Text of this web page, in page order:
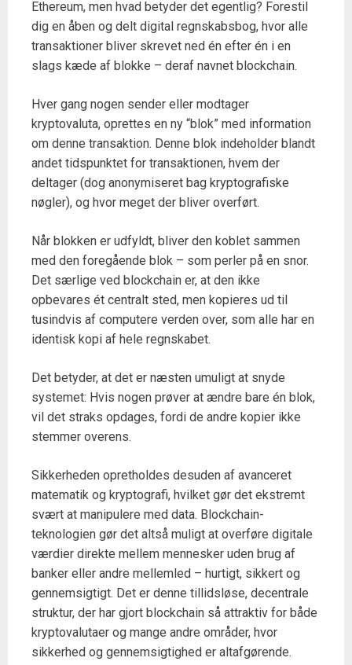
Ethereum, men hvad betyder det egentlig? Forestil
dig en åben og delt digital regnskabsbog, hvor alle
transaktioner bliver skrevet ned én efter én i en
slags kæde af blokke – deraf navnet blockchain.
Hver gang nogen sender eller modtager
kryptovaluta, oprettes en ny “blok” med information
om denne transaktion. Denne blok indeholder blandt
andet tidspunktet for transaktionen, hvem der
deltager (dog anonymiseret bag kryptografiske
nøgler), og hvor meget der bliver overført.
Når blokken er udfyldt, bliver den koblet sammen
med den foregående blok – som perler på en snor.
Det særlige ved blockchain er, at den ikke
opbevares ét centralt sted, men kopieres ud til
tusindvis af computere verden over, som alle har en
identisk kopi af hele regnskabet.
Det betyder, at det er næsten umuligt at snyde
systemet: Hvis nogen prøver at ændre bare én blok,
vil det straks opdages, fordi de andre kopier ikke
stemmer overens.
Sikkerheden opretholdes desuden af avanceret
matematik og kryptografi, hvilket gør det ekstremt
svært at manipulere med data. Blockchain-
teknologien gør det altså muligt at overføre digitale
værdier direkte mellem mennesker uden brug af
banker eller andre mellemled – hurtigt, sikkert og
gennemsigtigt. Det er denne tillidsløse, decentrale
struktur, der har gjort blockchain så attraktiv for både
kryptovalutaer og mange andre områder, hvor
sikkerhed og gennemsigtighed er altafgørende.